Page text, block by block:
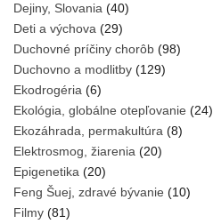
Dejiny, Slovania (40)
Deti a výchova (29)
Duchovné príčiny chorôb (98)
Duchovno a modlitby (129)
Ekodrogéria (6)
Ekológia, globálne otepľovanie (24)
Ekozáhrada, permakultúra (8)
Elektrosmog, žiarenia (20)
Epigenetika (20)
Feng Šuej, zdravé bývanie (10)
Filmy (81)